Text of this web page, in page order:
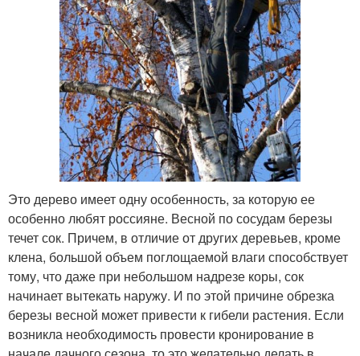
Это дерево имеет одну особенность, за которую ее
особенно любят россияне. Весной по сосудам березы
течет сок. Причем, в отличие от других деревьев, кроме
клена, большой объем поглощаемой влаги способствует
тому, что даже при небольшом надрезе коры, сок
начинает вытекать наружу. И по этой причине обрезка
березы весной может привести к гибели растения. Если
возникла необходимость провести кронирование в